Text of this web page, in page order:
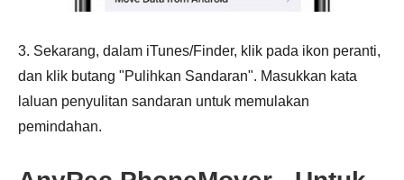
3. Sekarang, dalam iTunes/Finder, klik pada ikon peranti,
dan klik butang "Pulihkan Sandaran". Masukkan kata
laluan penyulitan sandaran untuk memulakan
pemindahan.